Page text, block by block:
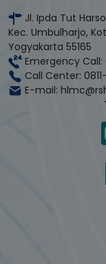
Jl. Ipda Tut
Kec. Umbulharjo,
Yogyakarta 55165
Emergency
Call Center:
E-mail: